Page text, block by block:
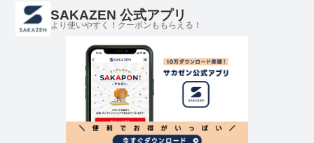
SAKAZEN 公式アプリ
より使いやすく！クーポンももらえる！